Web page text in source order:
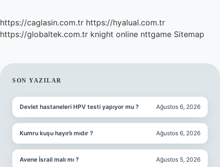
https://caglasin.com.tr https://hyalual.com.tr
https://globaltek.com.tr knight online nttgame Sitemap
SIDEBAR
SON YAZILAR
Devlet hastaneleri HPV testi yapıyor mu ? Ağustos 6, 2026
Kumru kuşu hayırlı mıdır ? Ağustos 6, 2026
Avene İsrail malı mı ? Ağustos 5, 2026